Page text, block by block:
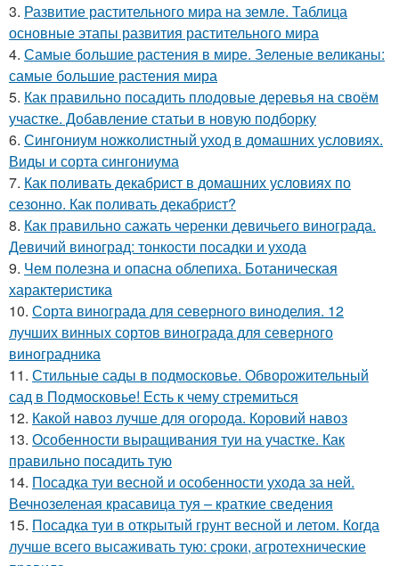
3. Развитие растительного мира на земле. Таблица
основные этапы развития растительного мира
4. Самые большие растения в мире. Зеленые великаны:
самые большие растения мира
5. Как правильно посадить плодовые деревья на своём
участке. Добавление статьи в новую подборку
6. Сингониум ножколистный уход в домашних условиях.
Виды и сорта сингониума
7. Как поливать декабрист в домашних условиях по
сезонно. Как поливать декабрист?
8. Как правильно сажать черенки девичьего винограда.
Девичий виноград: тонкости посадки и ухода
9. Чем полезна и опасна облепиха. Ботаническая
характеристика
10. Сорта винограда для северного виноделия. 12
лучших винных сортов винограда для северного
виноградника
11. Стильные сады в подмосковье. Обворожительный
сад в Подмосковье! Есть к чему стремиться
12. Какой навоз лучше для огорода. Коровий навоз
13. Особенности выращивания туи на участке. Как
правильно посадить тую
14. Посадка туи весной и особенности ухода за ней.
Вечнозеленая красавица туя – краткие сведения
15. Посадка туи в открытый грунт весной и летом. Когда
лучше всего высаживать тую: сроки, агротехнические